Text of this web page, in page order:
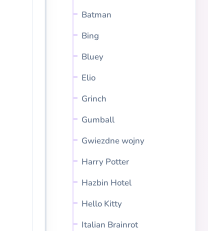
Batman
Bing
Bluey
Elio
Grinch
Gumball
Gwiezdne wojny
Harry Potter
Hazbin Hotel
Hello Kitty
Italian Brainrot